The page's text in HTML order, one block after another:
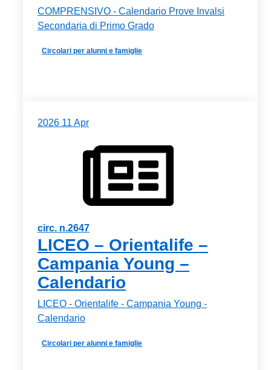
COMPRENSIVO - Calendario Prove Invalsi
Secondaria di Primo Grado
Circolari per alunni e famiglie
2026 11 Apr
circ. n.2647
LICEO – Orientalife –
Campania Young –
Calendario
LICEO - Orientalife - Campania Young -
Calendario
Circolari per alunni e famiglie